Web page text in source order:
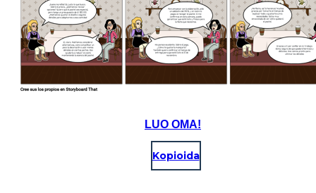
LUO OMA!
Kopioida